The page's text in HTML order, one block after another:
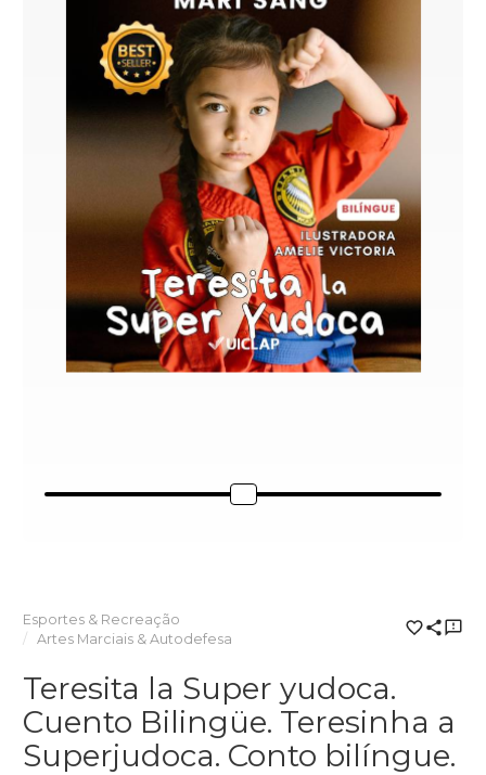
Esportes & Recreação
Artes Marciais & Autodefesa
Teresita la Super yudoca.
Cuento Bilingüe. Teresinha a
Superjudoca. Conto bilíngue.